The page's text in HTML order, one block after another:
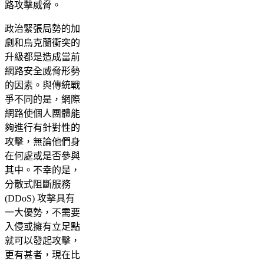
路攻擊威脅。
政治緊張局勢的加
劇和烏克蘭衝突的
升級都是造成當前
網路安全威脅形勢
的因素。與傳統戰
爭不同的是，網際
網路使個人團體能
夠進行有針對性的
攻擊，無論他們身
在何處或是否參與
其中。不幸的是，
分散式阻斷服務
(DDoS) 攻擊具有
一大優勢，不需要
入侵或擁有立足點
就可以發起攻擊，
更有甚者，現在比